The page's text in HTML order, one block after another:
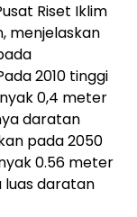
Riset Iklim
menjelaskan
2010 tinggi
0,4 meter
daratan
pada 2050
0.56 meter
luas daratan